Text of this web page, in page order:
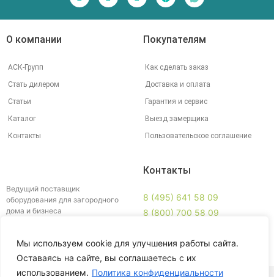
Мы используем cookie для улучшения работы сайта.
Оставаясь на сайте, вы соглашаетесь с их
использованием. Политика конфиденциальности
Ведущий поставщик
оборудования для загородного
дома и бизнеса
О компании
АСК-Групп
Стать дилером
Статьи
Каталог
Контакты
Покупателям
Как сделать заказ
Доставка и оплата
Гарантия и сервис
Выезд замерщика
Пользовательское соглашение
Контакты
8 (495) 641 58 09
8 (800) 700 58 09
Схема проезда